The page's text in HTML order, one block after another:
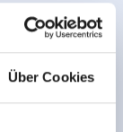
Über Cookies